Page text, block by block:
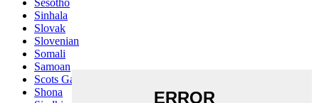
Sinhala
Slovak
Slovenian
Somali
Samoan
Scots Gaelic
Shona